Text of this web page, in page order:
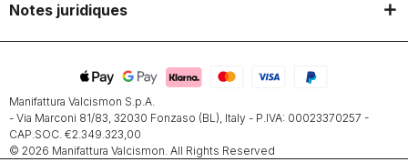
Notes juridiques
Manifattura Valcismon S.p.A.
- Via Marconi 81/83, 32030 Fonzaso (BL), Italy - P.IVA: 00023370257 -
CAP.SOC. €2.349.323,00
© 2026 Manifattura Valcismon. All Rights Reserved